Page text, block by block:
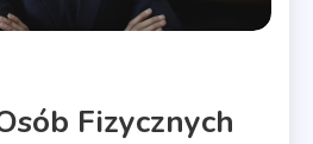
Fizycznych